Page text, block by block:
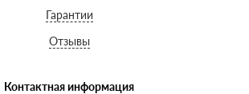
Гарантии
Отзывы
Контактная информация